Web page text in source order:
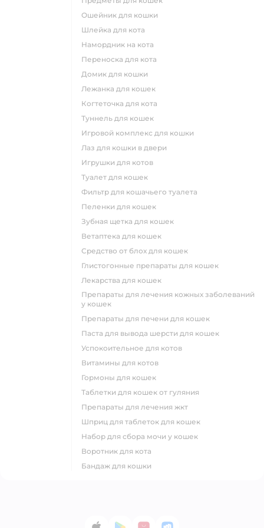
ошейник для кошки
шлейка для кота
намордник на кота
переноска для кота
домик для кошки
лежанка для кошек
когтеточка для кота
туннель для кошек
игровой комплекс для кошки
лаз для кошки в двери
игрушки для котов
туалет для кошек
фильтр для кошачьего туалета
пеленки для кошек
зубная щетка для кошек
ветаптека для кошек
средство от блох для кошек
глистогонные препараты для кошек
лекарства для кошек
препараты для лечения кожных заболеваний
у кошек
препараты для печени для кошек
паста для вывода шерсти для кошек
успокоительное для котов
витамины для котов
гормоны для кошек
таблетки для кошек от гуляния
препараты для лечения жкт
шприц для таблеток для кошек
набор для сбора мочи у кошек
воротник для кота
бандаж для кошки